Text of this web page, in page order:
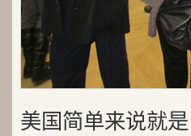
美国简单来说就